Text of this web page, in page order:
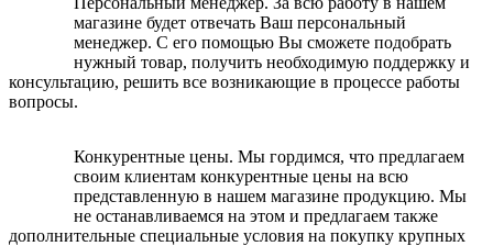
магазине будет отвечать Ваш персональный
менеджер. С его помощью Вы сможете подобрать
нужный товар, получить необходимую поддержку и
консультацию, решить все возникающие в процессе работы
вопросы.
Конкурентные цены. Мы гордимся, что предлагаем
своим клиентам конкурентные цены на всю
представленную в нашем магазине продукцию. Мы
не останавливаемся на этом и предлагаем также
дополнительные специальные условия на покупку крупных